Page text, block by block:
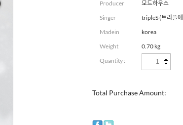
Producer
모드하우스
Singer
tripleS (트리플
Madein
korea
Weight
0.70 kg
Quantity :
Total Purchase Amount: